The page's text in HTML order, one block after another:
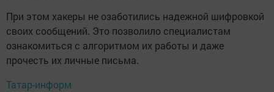
При этом хакеры не озаботились надежной шифровкой
своих сообщений. Это позволило специалистам
ознакомиться с алгоритмом их работы и даже
прочесть их личные письма.
Татар-информ